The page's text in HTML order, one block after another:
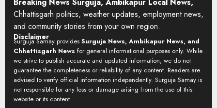
Chhattisgarh politics, weather updates, employment news,
and community stories from your own region.
Disclaimer
Surguja Samay provides Surguja News, Ambikapur News, and
Chhattisgarh News for general informational purposes only. While
we strive to publish accurate and updated information, we do not
guarantee the completeness or reliability of any content. Readers are
advised to verify official information independently. Surguja Samay is
not responsible for any loss or damage arising from the use of this
website or its content.